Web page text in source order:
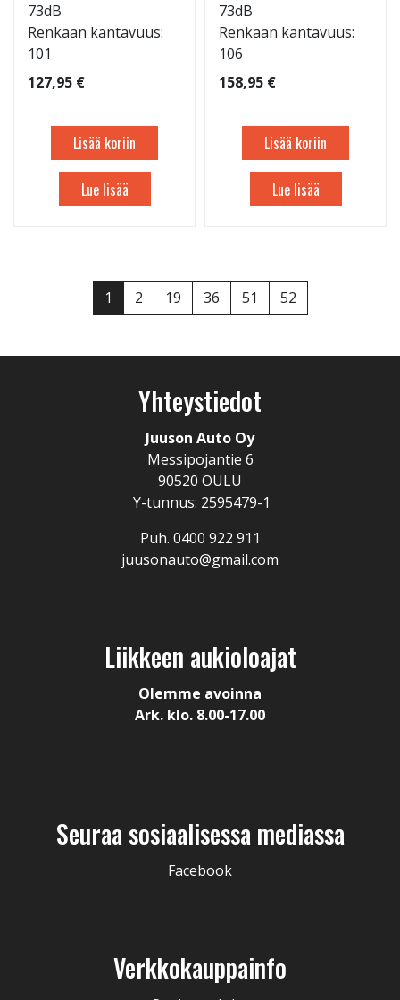
73dB
Renkaan kantavuus:
101
127,95 €
Lisää koriin
Lue lisää
73dB
Renkaan kantavuus:
106
158,95 €
Lisää koriin
Lue lisää
1 2 19 36 51 52
Yhteystiedot
Juuson Auto Oy
Messipojantie 6
90520 OULU
Y-tunnus: 2595479-1
Puh. 0400 922 911
juusonauto@gmail.com
Liikkeen aukioloajat
Olemme avoinna
Ark. klo. 8.00-17.00
Seuraa sosiaalisessa mediassa
Facebook
Verkkokauppainfo